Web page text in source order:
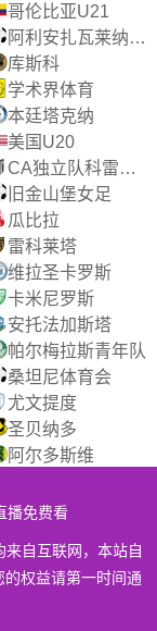
哥伦比亚U21
阿利安扎瓦莱纳U19
库斯科
学术界体育
本廷塔克纳
美国U20
CA独立队科雷拉后备队
旧金山堡女足
瓜比拉
雷科莱塔
维拉圣卡罗斯
卡米尼罗斯
安托法加斯塔
帕尔梅拉斯青年队
桑坦尼体育会
尤文提度
圣贝纳多
阿尔多斯维
播免费看
自互联网，本站自
权益请第一时间通